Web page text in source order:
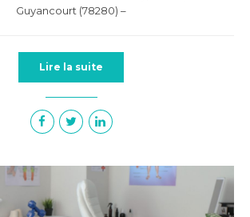
Guyancourt (78280) –
Lire la suite